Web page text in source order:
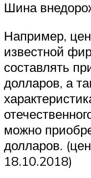
Шина
Например,
известной
составлять
долларов, а
можно
долларов.
18.10.2018)